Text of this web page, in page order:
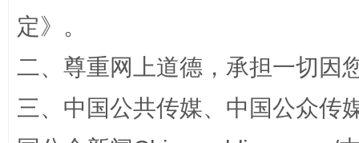
定》。
二、尊重网上道德，承担一切因
三、中国公共传媒、中国公众传